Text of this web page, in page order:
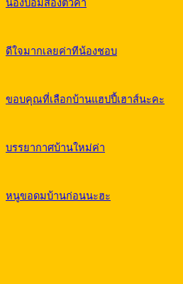
น้องปอมสองตัวค่า
ดีใจมากเลยค่าทีน้องชอบ
ขอบคุณที่เลือกบ้านแฮปปี้เฮาส์นะคะ
บรรยากาศบ้านใหม่ค่า
หนูขอดมบ้านก่อนนะฮะ